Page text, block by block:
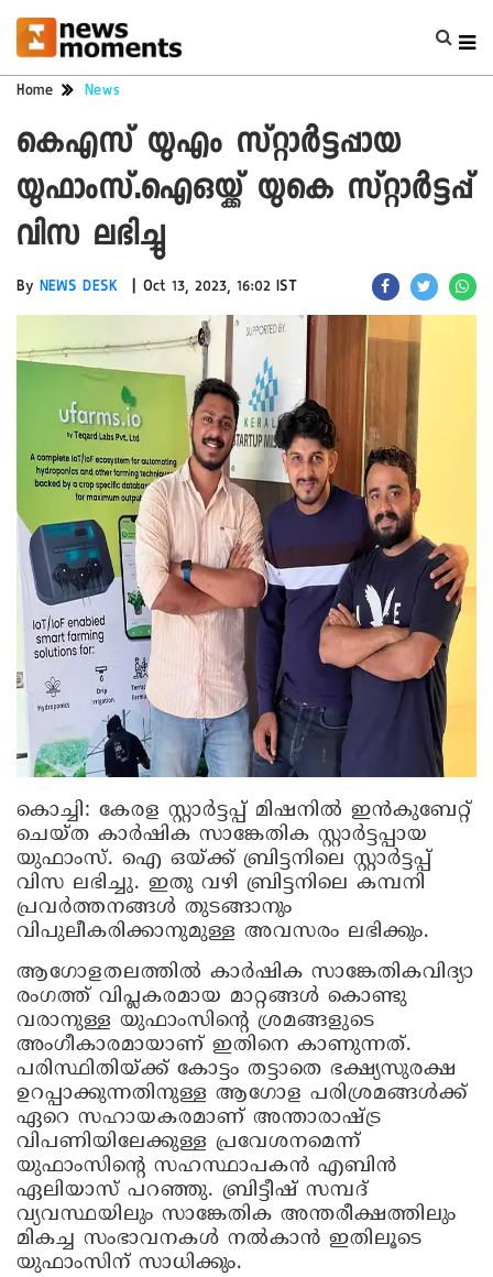
Home News
കെഎസ് യുഎം സ്റ്റാര്‍ട്ടപ്പായ
യുഫാംസ്.ഐഒയ്ക്ക് യുകെ സ്റ്റാര്‍ട്ടപ്പ്
വിസ ലഭിച്ചു
By NEWS DESK | Oct 13, 2023, 16:02 IST
കൊച്ചി: കേരള സ്റ്റാര്‍ട്ടപ്പ് മിഷനില്‍ ഇന്‍കുബേറ്റ്
ചെയ്ത കാര്‍ഷിക സാങ്കേതിക സ്റ്റാര്‍ട്ടപ്പായ
യുഫാംസ്. ഐ ഒയ്ക്ക് ബ്രിട്ടനിലെ സ്റ്റാര്‍ട്ടപ്പ്
വിസ ലഭിച്ചു. ഇതു വഴി ബ്രിട്ടനിലെ കമ്പനി
പ്രവര്‍ത്തനങ്ങള്‍ തുടങ്ങാനും
വിപുലീകരിക്കാനുമുള്ള അവസരം ലഭിക്കും.
ആഗോളതലത്തില്‍ കാര്‍ഷിക സാങ്കേതികവിദ്യാ
രംഗത്ത് വിപ്ലകരമായ മാറ്റങ്ങള്‍ കൊണ്ടു
വരാനുള്ള യുഫാംസിന്റെ ശ്രമങ്ങളുടെ
അംഗീകാരമായാണ് ഇതിനെ കാണുന്നത്.
പരിസ്ഥിതിയ്ക്ക് കോട്ടം തട്ടാതെ ഭക്ഷ്യസുരക്ഷ
ഉറപ്പാക്കുന്നതിനുള്ള ആഗോള പരിശ്രമങ്ങള്‍ക്ക്
ഏറെ സഹായകരമാണ് അന്താരാഷ്ട്ര
വിപണിയിലേക്കുള്ള പ്രവേശനമെന്ന്
യുഫാംസിന്റെ സഹസ്ഥാപകന്‍ എബിന്‍
ഏലിയാസ് പറഞ്ഞു. ബ്രിട്ടീഷ് സമ്പദ്
വ്യവസ്ഥയിലും സാങ്കേതിക അന്തരീക്ഷത്തിലും
മികച്ച സംഭാവനകള്‍ നല്‍കാന്‍ ഇതിലൂടെ
യുഫാംസിന് സാധിക്കും.